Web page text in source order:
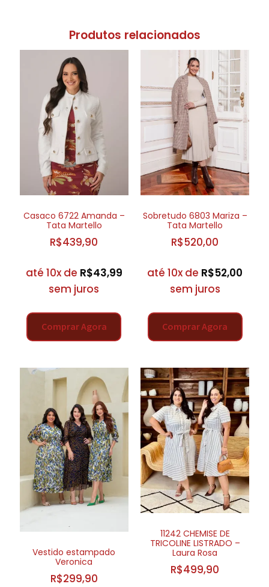
Produtos relacionados
Casaco 6722 Amanda –
Tata Martello
R$439,90
até 10x de R$43,99
sem juros
Comprar Agora
Sobretudo 6803 Mariza –
Tata Martello
R$520,00
até 10x de R$52,00
sem juros
Comprar Agora
Vestido estampado
Veronica
R$299,90
11242 CHEMISE DE
TRICOLINE LISTRADO –
Laura Rosa
R$499,90